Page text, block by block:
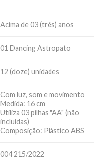
Acima de 03 (três) anos
01 Dancing Astropato
12 (doze) unidades
Com luz, som e movimento
Medida: 16 cm
Utiliza 03 pilhas "AA" (não
incluídas)
Composição: Plástico ABS
004 215/2022